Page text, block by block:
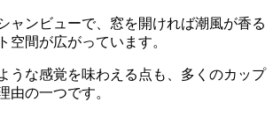
ャンビューで、窓を開ければ潮風が香る
空間が広がっています。
うな感覚を味わえる点も、多くのカップ
由の一つです。